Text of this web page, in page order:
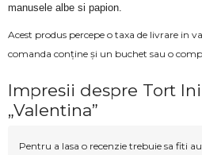
manusele albe si papion.
Acest produs percepe o taxa de livrare in
comanda conține și un buchet sau o
Impresii despre Tort
„Valentina”
Pentru a lasa o recenzie trebuie sa fiti